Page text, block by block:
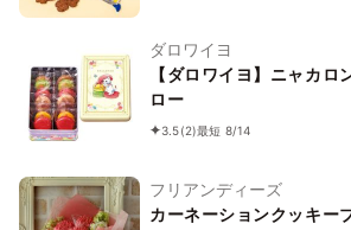
ダロワイヨ
【ダロワイヨ】ニャカロ
ロー
3.5(2)最短 8/14
フリアンディーズ
カーネーションクッキー